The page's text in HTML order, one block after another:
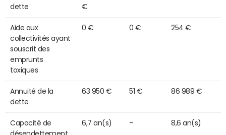
dette
€
Aide aux
collectivités ayant
souscrit des
emprunts
toxiques
0 € 0 € 254 €
Annuité de la
dette
63 950 € 51 € 86 989 €
Capacité de
désendettement
6,7 an(s) - 8,6 an(s)